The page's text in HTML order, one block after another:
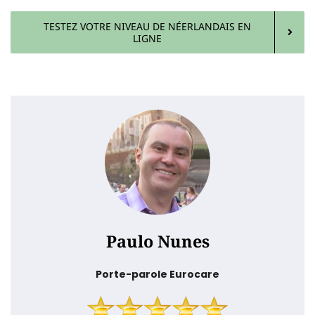
TESTEZ VOTRE NIVEAU DE NÉERLANDAIS EN
LIGNE
Paulo Nunes
Porte-parole Eurocare